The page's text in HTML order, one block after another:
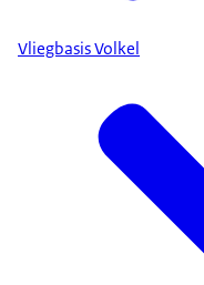
Vliegbasis Volkel